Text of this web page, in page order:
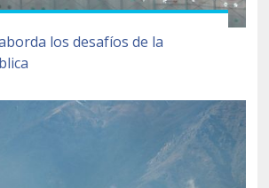
los desafíos de la